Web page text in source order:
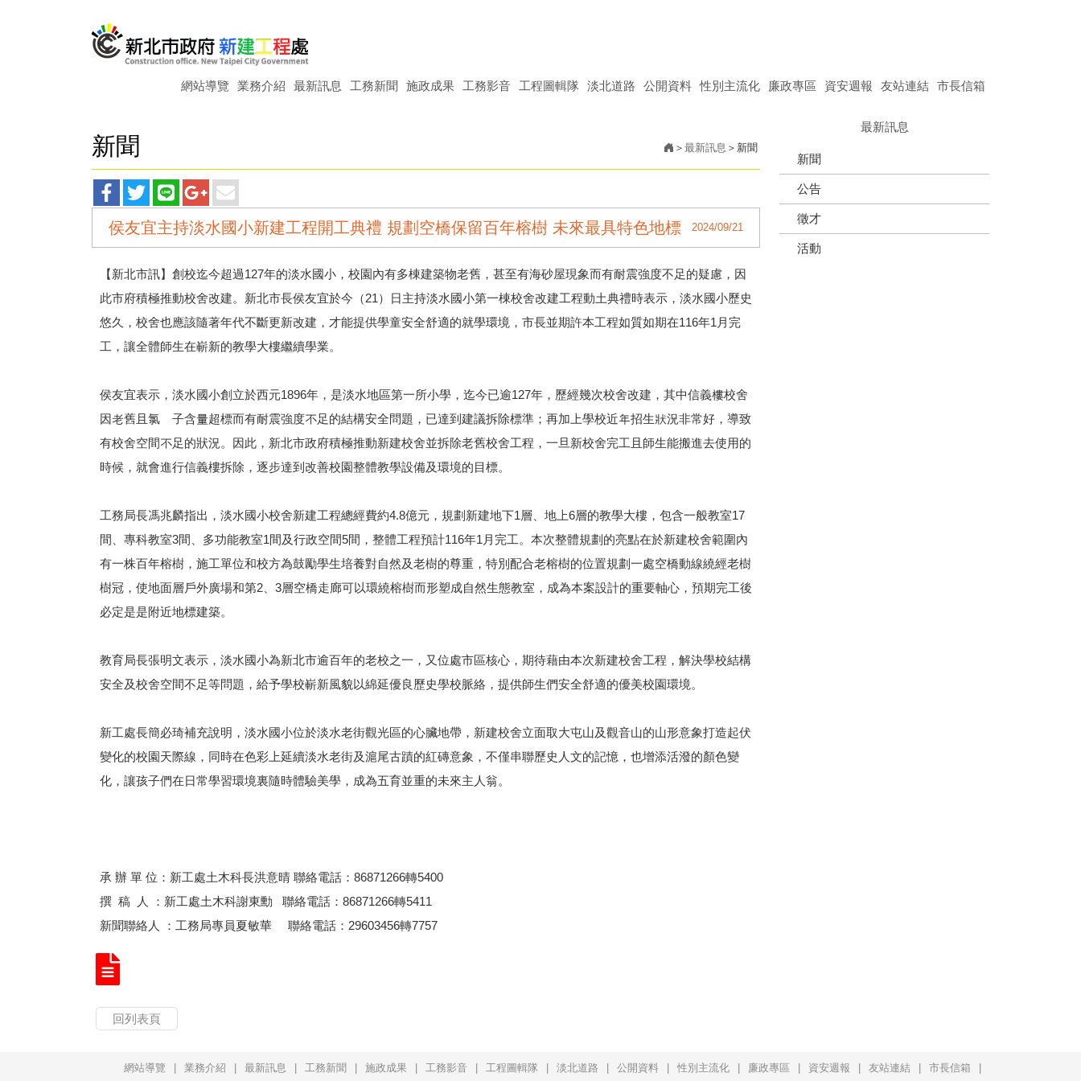
網站導覽 業務介紹 最新訊息 工務新聞 施政成果 工務影音 工程圖輯隊 淡北道路 公開資料 性別主流化 廉政專區 資安週報 友站連結 市長信箱
最新訊息 新聞
新聞
facebook
分
twitter
分
line
分
googleplus
分
main
分
2024/09/21
侯友宜主持淡水國小新建工程開工典禮 規劃空橋保留百年榕樹 未來最具特色地標
【新北市訊】創校迄今超過127年的淡水國小，校園內有多棟建築物老舊，甚至有海砂屋現象而有耐震強度不足的疑慮，因
此市府積極推動校舍改建。新北市長侯友宜於今（21）日主持淡水國小第一棟校舍改建工程動土典禮時表示，淡水國小歷史
悠久，校舍也應該隨著年代不斷更新改建，才能提供學童安全舒適的就學環境，市長並期許本工程如質如期在116年1月完
工，讓全體師生在嶄新的教學大樓繼續學業。
侯友宜表示，淡水國小創立於西元1896年，是淡水地區第一所小學，迄今已逾127年，歷經幾次校舍改建，其中信義樓校舍
因老舊且氯離子含量超標而有耐震強度不足的結構安全問題，已達到建議拆除標準；再加上學校近年招生狀況非常好，導致
有校舍空間不足的狀況。因此，新北市政府積極推動新建校舍並拆除老舊校舍工程，一旦新校舍完工且師生能搬進去使用的
時候，就會進行信義樓拆除，逐步達到改善校園整體教學設備及環境的目標。
工務局長馮兆麟指出，淡水國小校舍新建工程總經費約4.8億元，規劃新建地下1層、地上6層的教學大樓，包含一般教室17
間、專科教室3間、多功能教室1間及行政空間5間，整體工程預計116年1月完工。本次整體規劃的亮點在於新建校舍範圍內
有一株百年榕樹，施工單位和校方為鼓勵學生培養對自然及老樹的尊重，特別配合老榕樹的位置規劃一處空橋動線繞經老樹
樹冠，使地面層戶外廣場和第2、3層空橋走廊可以環繞榕樹而形塑成自然生態教室，成為本案設計的重要軸心，預期完工後
必定是是附近地標建築。
教育局長張明文表示，淡水國小為新北市逾百年的老校之一，又位處市區核心，期待藉由本次新建校舍工程，解決學校結構
安全及校舍空間不足等問題，給予學校嶄新風貌以綿延優良歷史學校脈絡，提供師生們安全舒適的優美校園環境。
新工處長簡必琦補充說明，淡水國小位於淡水老街觀光區的心臟地帶，新建校舍立面取大屯山及觀音山的山形意象打造起伏
變化的校園天際線，同時在色彩上延續淡水老街及滬尾古蹟的紅磚意象，不僅串聯歷史人文的記憶，也增添活潑的顏色變
化，讓孩子們在日常學習環境裏隨時體驗美學，成為五育並重的未來主人翁。
承 辦 單 位：新工處土木科長洪意晴 聯絡電話：86871266轉5400
撰 稿 人 ：新工處土木科謝東勳 聯絡電話：86871266轉5411
新聞聯絡人 ：工務局專員夏敏華 聯絡電話：29603456轉7757
回列表頁
最新訊息
新聞
公告
徵才
活動
網站導覽 業務介紹 最新訊息 工務新聞 施政成果 工務影音 工程圖輯隊 淡北道路 公開資料 性別主流化 廉政專區 資安週報 友站連結 市長信箱